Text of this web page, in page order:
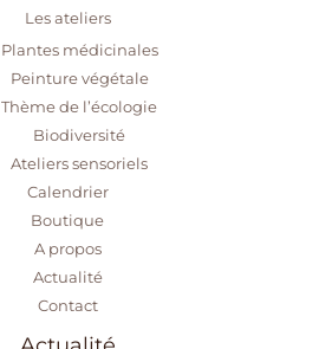
Les ateliers
Plantes médicinales
Peinture végétale
Thème de l’écologie
Biodiversité
Ateliers sensoriels
Calendrier
Boutique
A propos
Actualité
Contact